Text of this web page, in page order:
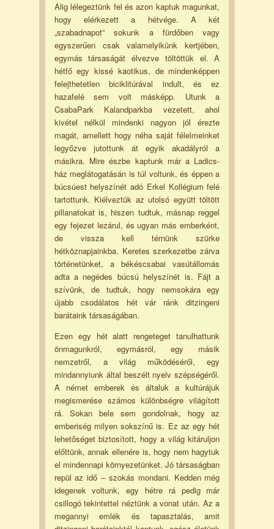
Alig lélegeztünk fel és azon kaptuk magunkat,
hogy elérkezett a hétvége. A két
„szabadnapot” sokunk a fürdőben vagy
egyszerűen csak valamelyikünk kertjében,
egymás társaságát élvezve töltöttük el. A
hétfő egy kissé kaotikus, de mindenképpen
felejthetetlen biciklitúrával indult, és ez
hazafelé sem volt másképp. Utunk a
CsabaPark Kalandparkba vezetett, ahol
kivétel nélkül mindenki nagyon jól érezte
magát, amellett hogy néha saját félelmeinket
legyőzve jutottunk át egyik akadályról a
másikra. Mire észbe kaptunk már a Ladics-
ház meglátogatásán is túl voltunk, és éppen a
búcsúest helyszínét adó Erkel Kollégium felé
tartottunk. Kiélveztük az utolsó együtt töltött
pillanatokat is, hiszen tudtuk, másnap reggel
egy fejezet lezárul, és ugyan más emberként,
de vissza kell térnünk szürke
hétköznapjainkba. Keretes szerkezetbe zárva
történetünket, a békéscsabai vasútállomás
adta a negédes búcsú helyszínét is. Fájt a
szívünk, de tudtuk, hogy nemsokára egy
újabb csodálatos hét vár ránk ditzingeni
barátaink társaságában.
Ezen egy hét alatt rengeteget tanulhattunk
önmagunkról, egymásról, egy másik
nemzetről, a világ működéséről, egy
mindannyiunk által beszélt nyelv szépségéről.
A német emberek és általuk a kultúrájuk
megismerése számos különbségre világított
rá. Sokan bele sem gondolnak, hogy az
emberiség milyen sokszínű is. Ez az egy hét
lehetőséget biztosított, hogy a világ kitáruljon
előttünk, annak ellenére is, hogy nem hagytuk
el mindennapi környezetünket. Jó társaságban
repül az idő – szokás mondani. Kedden még
idegenek voltunk, egy hétre rá pedig már
csillogó tekintettel néztünk a vonat után. Az a
megannyi emlék és tapasztalás, amit